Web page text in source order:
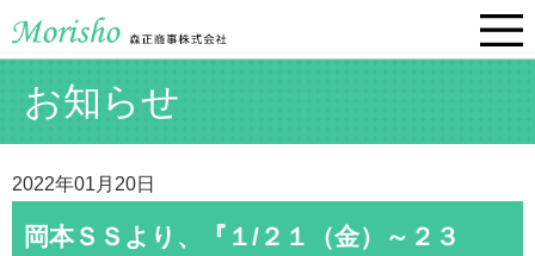
お知らせ
2022年01月20日
岡本ＳＳより、『１/２１（金）～２３